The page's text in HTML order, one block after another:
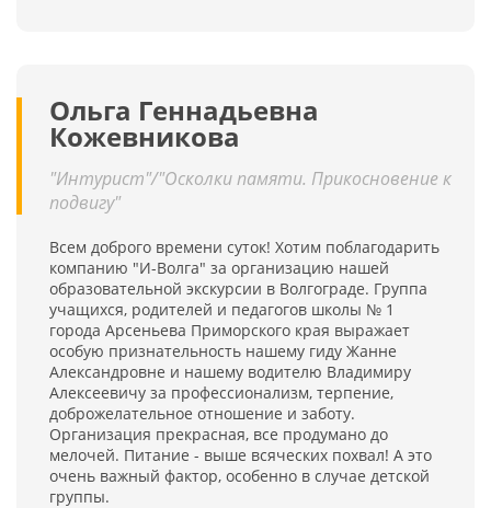
Ольга Геннадьевна
Кожевникова
"Интурист"/"Осколки памяти. Прикосновение к
подвигу"
Всем доброго времени суток! Хотим поблагодарить
компанию "И-Волга" за организацию нашей
образовательной экскурсии в Волгограде. Группа
учащихся, родителей и педагогов школы № 1
города Арсеньева Приморского края выражает
особую признательность нашему гиду Жанне
Александровне и нашему водителю Владимиру
Алексеевичу за профессионализм, терпение,
доброжелательное отношение и заботу.
Организация прекрасная, все продумано до
мелочей. Питание - выше всяческих похвал! А это
очень важный фактор, особенно в случае детской
группы.